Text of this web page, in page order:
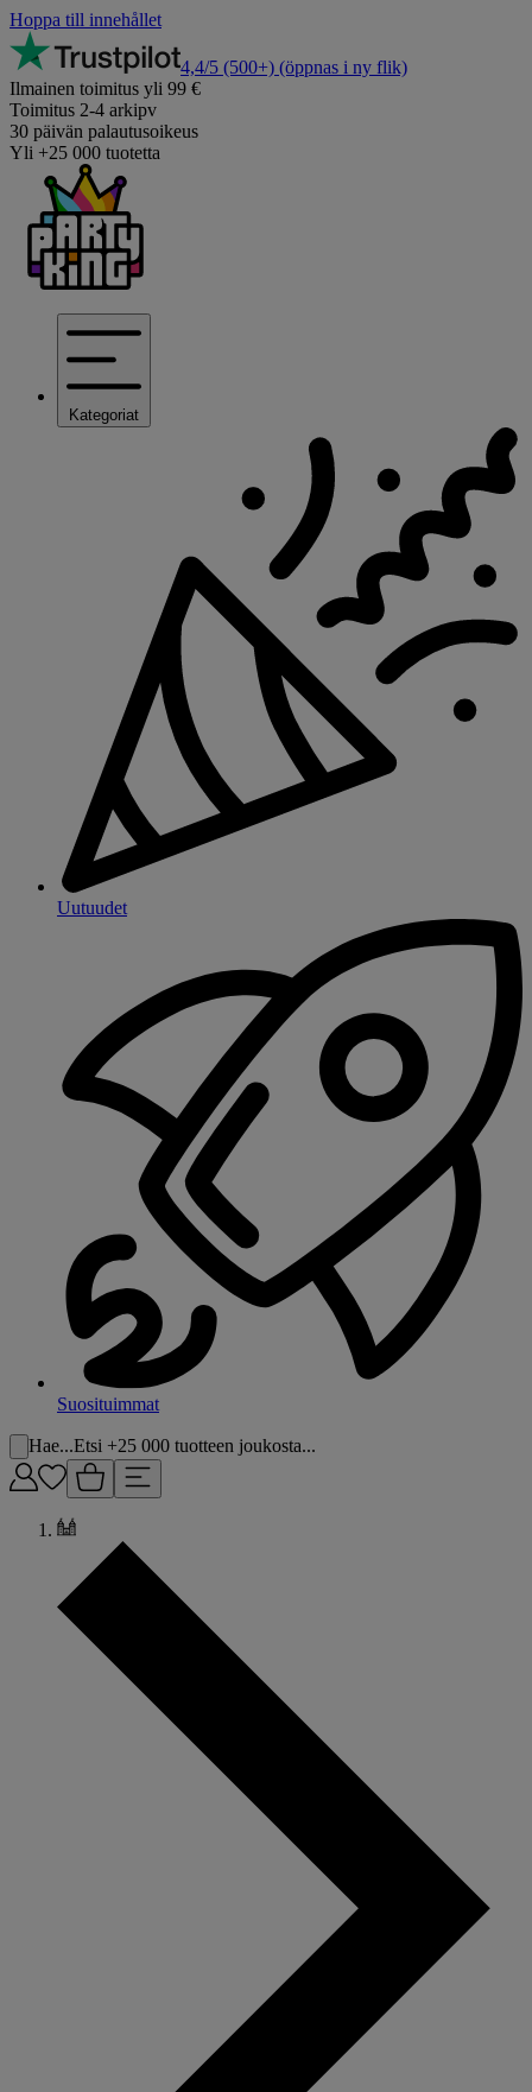
Hoppa till innehållet
4,4/5 (500+) (öppnas i ny flik)
Ilmainen toimitus yli 99 €
Toimitus 2-4 arkipv
30 päivän palautusoikeus
Yli +25 000 tuotetta
Kategoriat
Uutuudet
Suosituimmat
Hae...Etsi +25 000 tuotteen joukosta...